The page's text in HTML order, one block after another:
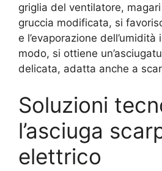
griglia del ventilatore,
gruccia modificata, si
e l’evaporazione
modo, si ottiene
delicata, adatta anche a
Soluzioni
l’asciuga
elettrico